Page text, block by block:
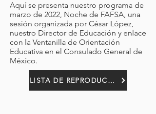
Aquí se presenta nuestro programa de
marzo de 2022, Noche de FAFSA, una
sesión organizada por César López,
nuestro Director de Educación y enlace
con la Ventanilla de Orientación
Educativa en el Consulado General de
México.
LISTA DE REPRODUCCIÓN DE YOUTUBE